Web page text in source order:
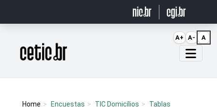
Página inicial
Home Encuestas TIC Domicílios
Tablas
A+ A- A